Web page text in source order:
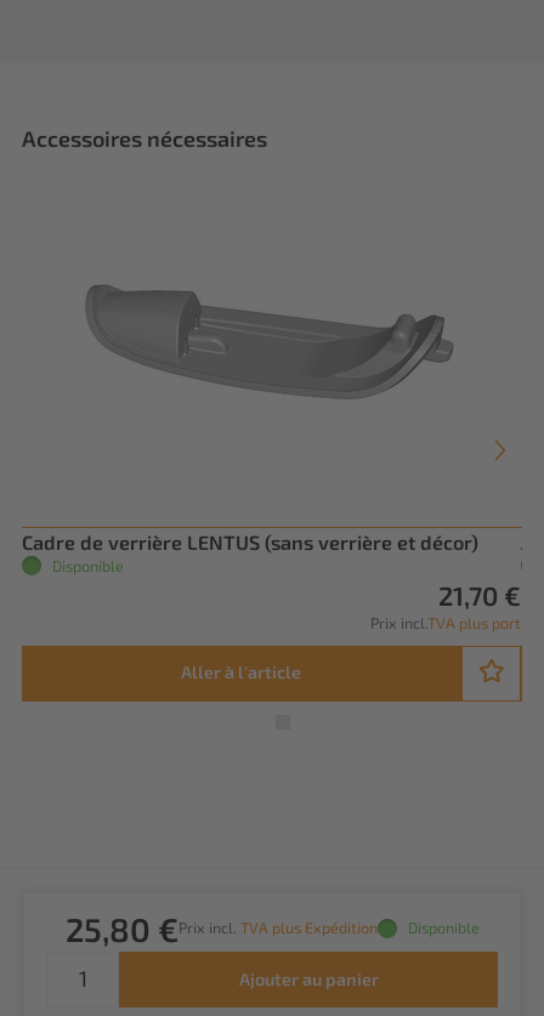
Accessoires nécessaires
Cadre de verrière LENTUS (sans verrière et décor)
Disponible
21,70 €
Prix incl. TVA plus port
Aller à l'article
25,80 €Prix incl. TVA plus Expédition Disponible
Ajouter au panier